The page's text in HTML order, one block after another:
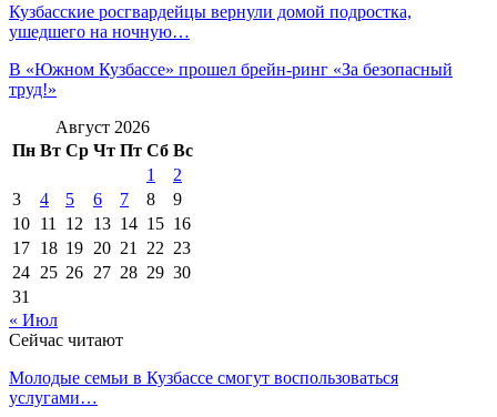
Кузбасские росгвардейцы вернули домой подростка,
ушедшего на ночную…
В «Южном Кузбассе» прошел брейн-ринг «За безопасный
труд!»
Август 2026
Пн Вт Ср Чт Пт Сб Вс
1
2
3
4 5 6 7 8
9
10 11 12 13 14 15 16
17 18 19 20 21 22 23
24 25 26 27 28 29 30
31
« Июл
Сейчас читают
Молодые семьи в Кузбассе смогут воспользоваться
услугами…